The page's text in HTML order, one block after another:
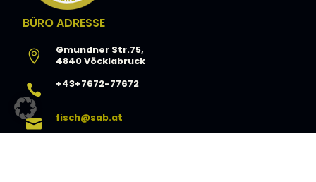
BÜRO ADRESSE

Gmundner Str.75,
4840 Vöcklabruck
 +43+7672-77672
 fisch@sab.at